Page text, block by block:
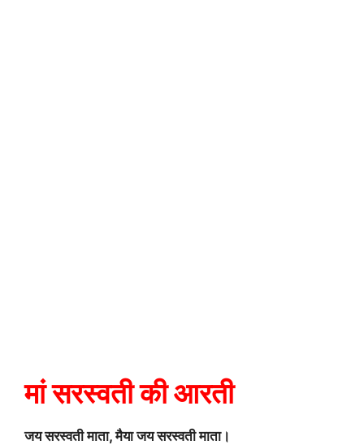
मां सरस्वती की आरती
जय सरस्वती माता, मैया जय सरस्वती माता।